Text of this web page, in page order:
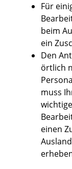
Für
beim
ein
Den
örtlich
muss
einen